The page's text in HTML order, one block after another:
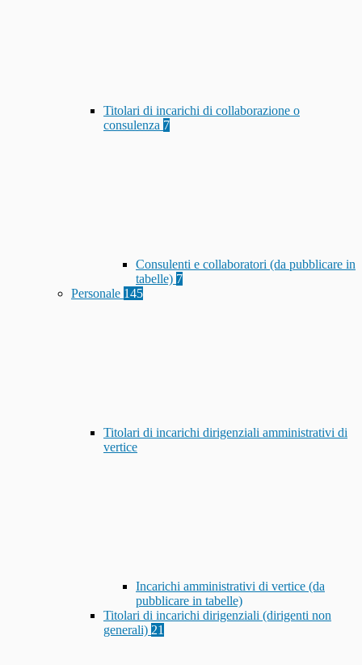
Titolari di incarichi di collaborazione o
consulenza 7
Consulenti e collaboratori (da pubblicare in
tabelle) 7
Personale 145
Titolari di incarichi dirigenziali amministrativi di
vertice
Incarichi amministrativi di vertice (da
pubblicare in tabelle)
Titolari di incarichi dirigenziali (dirigenti non
generali) 21